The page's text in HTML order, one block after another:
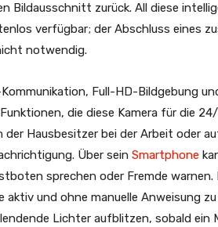
Bildausschnitt zurück. All diese
verfügbar; der Abschluss eines
notwendig.
Full-HD-Bildgebung
die diese Kamera für die
der Hausbesitzer bei der Arbeit oder
Über sein Smartphone
sprechen oder Fremde warnen.
aktiv und ohne manuelle Anweisung
Lichter aufblitzen, sobald ein